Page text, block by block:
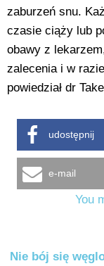
zaburzeń snu.
czasie ciąży lub
obawy z
zalecenia i w
powiedział dr
udostępnij
e-mail
You
Nie bój się